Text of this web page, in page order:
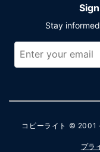
Stay
コピーライト © 2001
プラ